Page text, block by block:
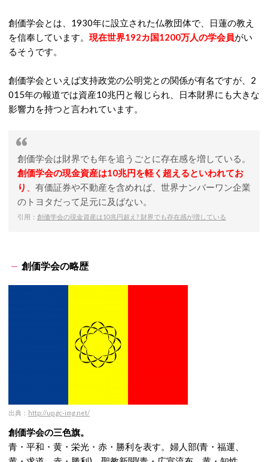
創価学会とは、1930年に設立された仏教団体で、日蓮の教え
を信奉しています。 現在世界192カ国1200万人の学会員がい
るそうです。
創価学会といえば支持政党の公明党との関係が有名ですが、2
015年の報道では資産10兆円と報じられ、日本財界にも大きな
影響力を持つと言われています。
創価学会は財界でも年を追うごとに存在感を増している。
創価学会の現金資産は10兆円を軽く超えるといわれてお
り
有価証券や不動産を含めれば、世界ナンバーワン企業
のトヨタだって足元に及ばない。
引用： 創価学会の現金資産は10兆円超え? 財界でも存在感が増している
創価学会の略歴
出典： http://up.gc-img.net/
創価学会の三色旗。
青・平和・黄・栄光・赤・勝利を表す。婦人部(青・福運、